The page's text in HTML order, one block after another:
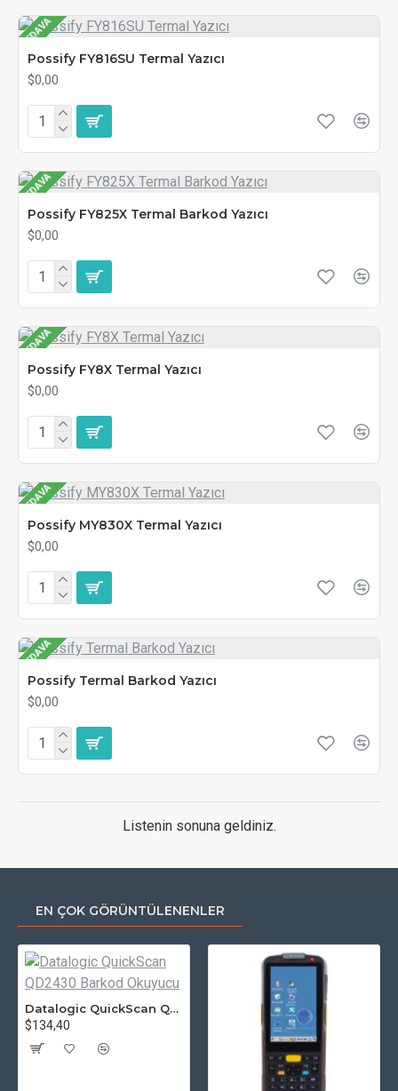
BEDAVA
Possify FY816SU Termal Yazıcı
$0,00
BEDAVA
Possify FY825X Termal Barkod Yazıcı
$0,00
BEDAVA
Possify FY8X Termal Yazıcı
$0,00
BEDAVA
Possify MY830X Termal Yazıcı
$0,00
BEDAVA
Possify Termal Barkod Yazıcı
$0,00
Listenin sonuna geldiniz.
EN ÇOK GÖRÜNTÜLENENLER
Datalogic QuickScan QD2430 Barkod Okuyucu
$134,40